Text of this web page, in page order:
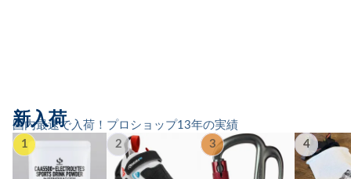
国内最速で入荷！プロショップ13年の実績
新入荷
1 2 3 4